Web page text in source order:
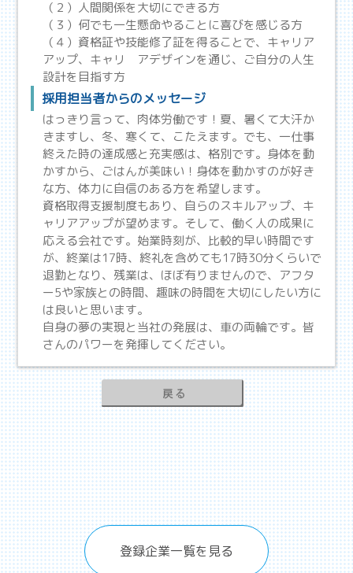
（２）人間関係を大切にできる方
（３）何でも一生懸命やることに喜びを感じる方
（４）資格証や技能修了証を得ることで、キャリア
アップ、キャリ アデザインを通じ、ご自分の人生
設計を目指す方
採用担当者からのメッセージ
はっきり言って、肉体労働です！夏、暑くて大汗か
きますし、冬、寒くて、こたえます。でも、一仕事
終えた時の達成感と充実感は、格別です。身体を動
かすから、ごはんが美味い！身体を動かすのが好き
な方、体力に自信のある方を希望します。
資格取得支援制度もあり、自らのスキルアップ、キ
ャリアアップが望めます。そして、働く人の成果に
応える会社です。始業時刻が、比較的早い時間です
が、終業は17時、終礼を含めても17時30分くらいで
退勤となり、残業は、ほぼ有りませんので、アフタ
ー5や家族との時間、趣味の時間を大切にしたい方に
は良いと思います。
自身の夢の実現と当社の発展は、車の両輪です。皆
さんのパワーを発揮してください。
登録企業一覧を見る